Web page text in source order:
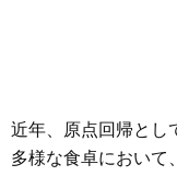
近年、原点回帰とし
多様な食卓において